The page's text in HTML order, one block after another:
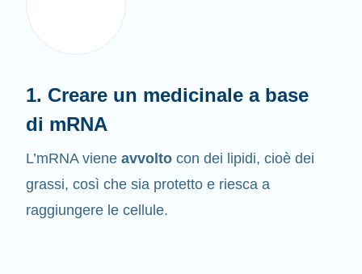
1. Creare un medicinale a base
di mRNA
L’mRNA viene avvolto con dei lipidi, cioè dei
grassi, così che sia protetto e riesca a
raggiungere le cellule.